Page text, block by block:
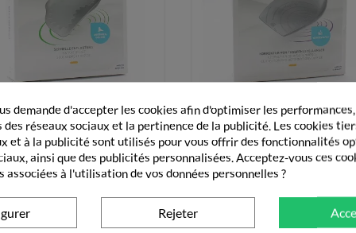
ViscoHeel Talonnette
Viscoélastique...
35,90 €
Vue rapide
+ Ajouter au panier
Bauerfeind ViscoHeel K
Viscoélastique...
33,90 €
Vue rapide
+ Ajouter au panier
demande d'accepter les cookies afin d'optimiser les
réseaux sociaux et la pertinence de la publicité. Les cookies
et à la publicité sont utilisés pour vous offrir des fonctionnalités
ainsi que des publicités personnalisées. Acceptez-vous ces
associées à l'utilisation de vos données personnelles ?
Rejeter